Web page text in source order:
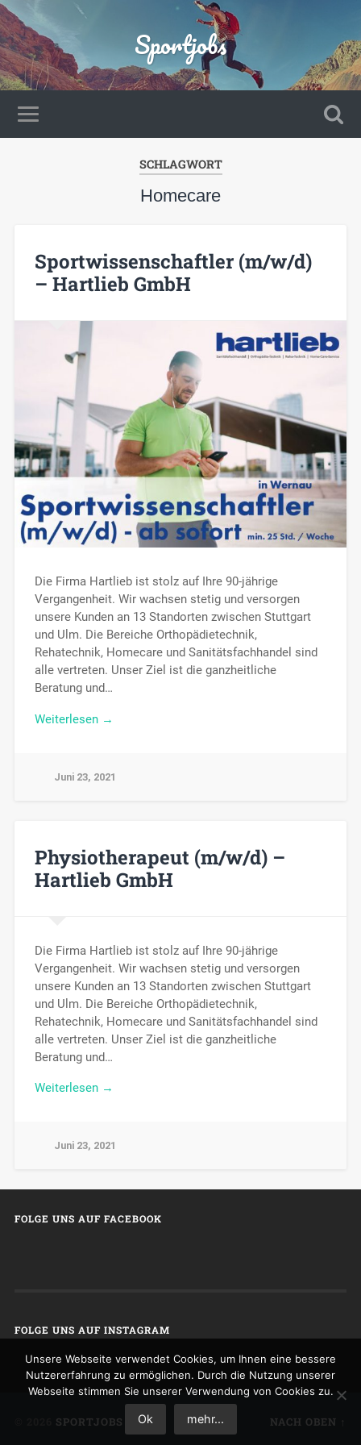
Sportjobs
SCHLAGWORT
Homecare
Sportwissenschaftler (m/w/d)
– Hartlieb GmbH
Die Firma Hartlieb ist stolz auf Ihre 90-jährige
Vergangenheit. Wir wachsen stetig und versorgen
unsere Kunden an 13 Standorten zwischen Stuttgart
und Ulm. Die Bereiche Orthopädietechnik,
Rehatechnik, Homecare und Sanitätsfachhandel sind
alle vertreten. Unser Ziel ist die ganzheitliche
Beratung und…
Weiterlesen →
Juni 23, 2021
Physiotherapeut (m/w/d) –
Hartlieb GmbH
Die Firma Hartlieb ist stolz auf Ihre 90-jährige
Vergangenheit. Wir wachsen stetig und versorgen
unsere Kunden an 13 Standorten zwischen Stuttgart
und Ulm. Die Bereiche Orthopädietechnik,
Rehatechnik, Homecare und Sanitätsfachhandel sind
alle vertreten. Unser Ziel ist die ganzheitliche
Beratung und…
Weiterlesen →
Juni 23, 2021
FOLGE UNS AUF FACEBOOK
FOLGE UNS AUF INSTAGRAM
SPORTJOBS NACH OBEN ↑
Unsere Webseite verwendet Cookies, um Ihnen eine bessere
Nutzererfahrung zu ermöglichen. Durch die Nutzung unserer
Webseite stimmen Sie unserer Verwendung von Cookies zu.
Ok mehr...